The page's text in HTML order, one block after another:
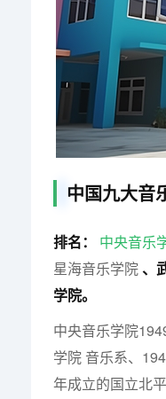
中国九大音
排名： 中央音乐
星海音乐学院、
学院。
中央音乐学院
学院 音乐系、
年成立的国立北